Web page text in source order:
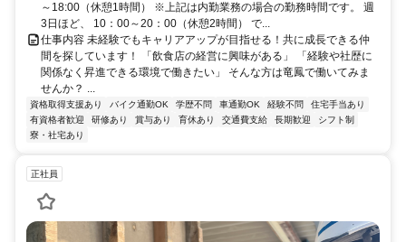
～18:00（休憩1時間） ※上記は内勤業務の場合の勤務時間です。 週
3日ほど、 10：00～20：00（休憩2時間） で...
仕事内容 未経験でもキャリアアップが目指せる！共に成長できる仲
間を探しています！ 「飲食店の経営に興味がある」 「経験や社歴に
関係なく昇進できる環境で働きたい」 そんな方は竜鳳で働いてみま
せんか？ ...
資格取得支援あり バイク通勤OK 学歴不問 車通勤OK 経験不問
住宅手当あり
有資格者歓迎
研修あり 賞与あり 育休あり 交通費支給 長期歓迎
シフト制
寮・社宅あり
正社員